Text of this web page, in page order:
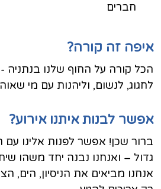
חברים
איפה זה קורה?
הכל קורה על החוף שלנו
לחגוג, לנשום, וליהנות עם מי
אפשר לבנות איתנו אירוע?
ברור שכן! אפשר לפנות אלינו עם
גדול – ואנחנו נבנה יחד משהו
אנחנו מביאים את הניסיון, הים,